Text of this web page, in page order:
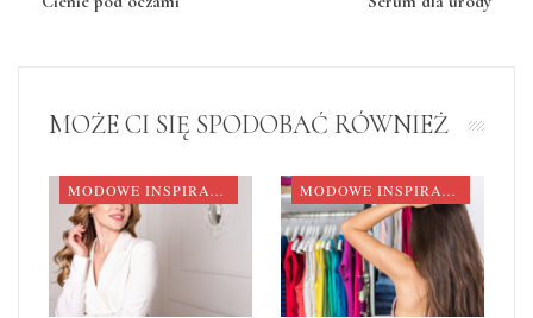
MOŻE CI SIĘ SPODOBAĆ RÓWNIEŻ